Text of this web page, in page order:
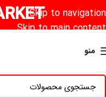
Skip to navigation
Skip to main content
منو